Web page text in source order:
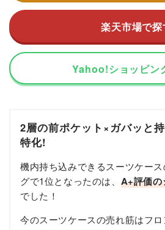
楽天市場で探
Yahoo!ショッピン
2層の前ポケット×ガバッと
特化!
機内持ち込みできるスーツケー
グで1位となったのは、 A+評価
でした！
今のスーツケースの売れ筋はフ